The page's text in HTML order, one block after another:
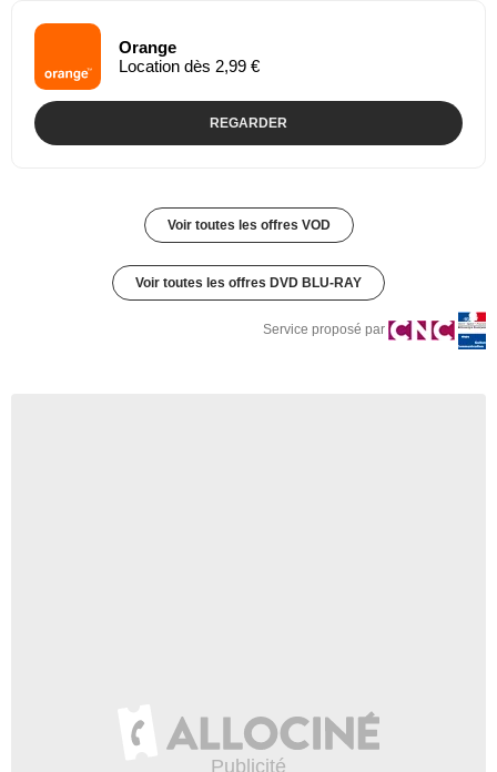
Orange
Location dès 2,99 €
REGARDER
Voir toutes les offres VOD
Voir toutes les offres DVD BLU-RAY
Service proposé par